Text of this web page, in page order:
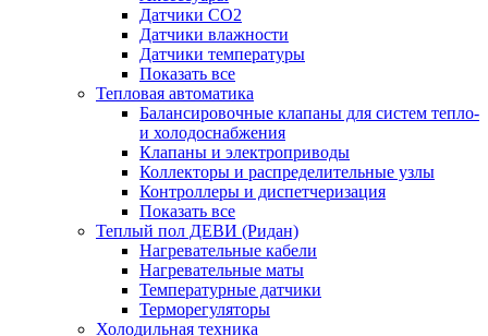
Датчики CO2
Датчики влажности
Датчики температуры
Показать все
Тепловая автоматика
Балансировочные клапаны для систем тепло-
и холодоснабжения
Клапаны и электроприводы
Коллекторы и распределительные узлы
Контроллеры и диспетчеризация
Показать все
Теплый пол ДЕВИ (Ридан)
Нагревательные кабели
Нагревательные маты
Температурные датчики
Терморегуляторы
Холодильная техника